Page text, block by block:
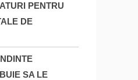
PENTRU
DE
SA LE